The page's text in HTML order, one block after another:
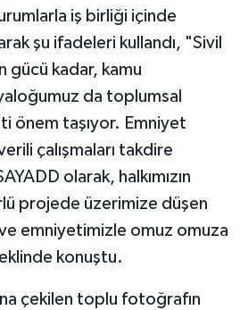
iş birliği içinde
şu ifadeleri kullandı, "Sivil
gücü kadar, kamu
da toplumsal
önem taşıyor. Emniyet
çalışmaları takdire
olarak, halkımızın
projede üzerimize düşen
emniyetimizle omuz omuza
konuştu.
çekilen toplu fotoğrafın